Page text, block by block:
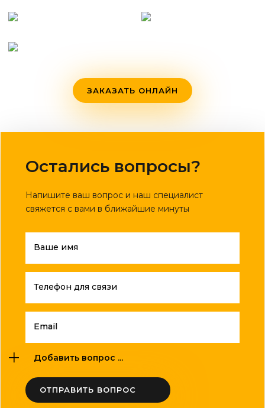
ЗАКАЗАТЬ ОНЛАЙН
Остались вопросы?
Напишите ваш вопрос и наш специалист
свяжется с вами в ближайшие минуты
Ваше имя
Телефон для связи
Email
Добавить вопрос ...
ОТПРАВИТЬ ВОПРОС